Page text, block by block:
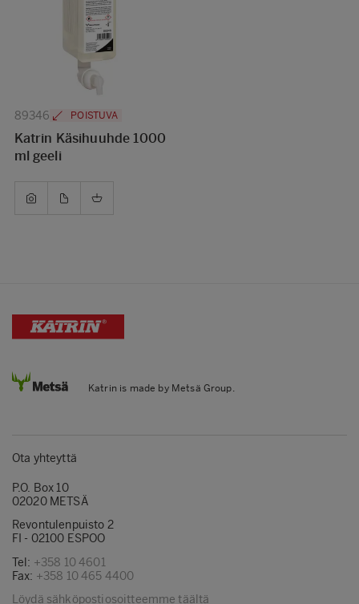
89346 POISTUVA
Katrin Käsihuuhde 1000
ml geeli
Katrin is made by Metsä Group.
Ota yhteyttä
P.O. Box 10
02020 METSÄ
Revontulenpuisto 2
FI - 02100 ESPOO
Tel: +358 10 4601
Fax: +358 10 465 4400
Löydä sähköpostiosoitteemme täältä